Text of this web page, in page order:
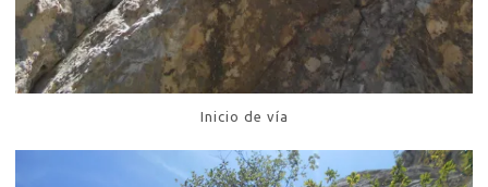
Inicio de vía